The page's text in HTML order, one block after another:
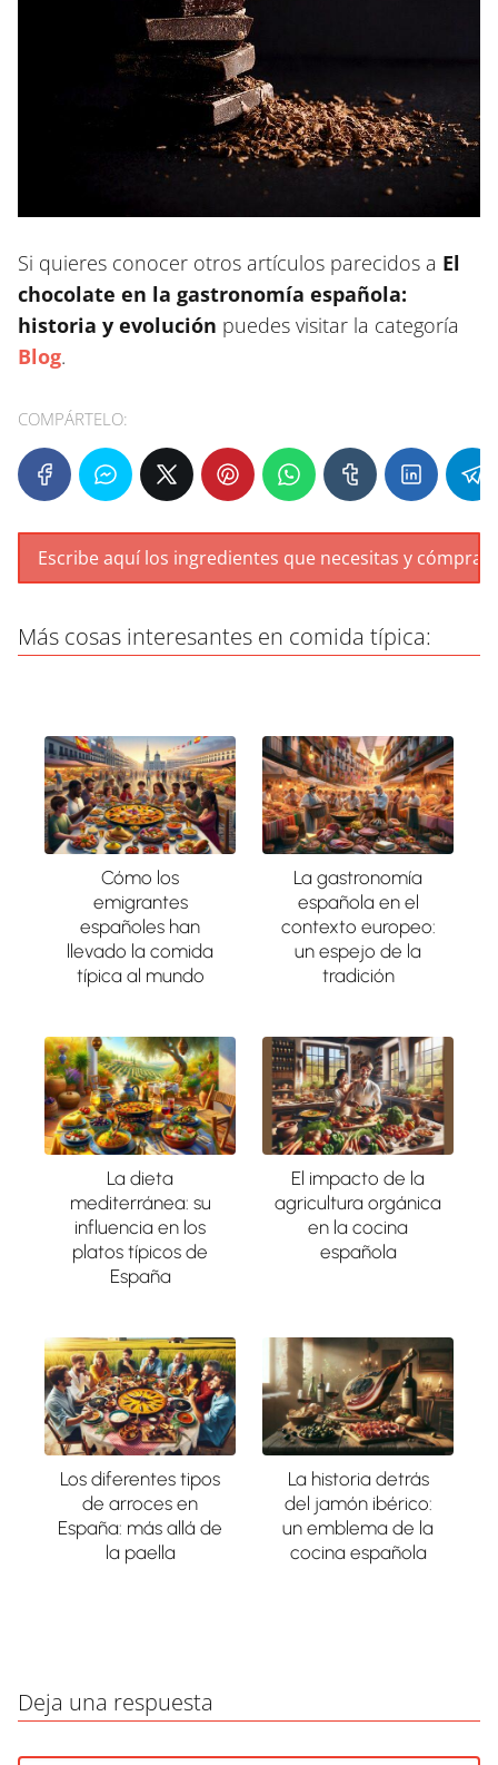
Si quieres conocer otros artículos parecidos a El
chocolate en la gastronomía española:
historia y evolución puedes visitar la categoría
Blog.
COMPÁRTELO:
Más cosas interesantes en comida típica:
Cómo los
emigrantes
españoles han
llevado la comida
típica al mundo
La gastronomía
española en el
contexto europeo:
un espejo de la
tradición
La dieta
mediterránea: su
influencia en los
platos típicos de
España
El impacto de la
agricultura orgánica
en la cocina
española
Los diferentes tipos
de arroces en
España: más allá de
la paella
La historia detrás
del jamón ibérico:
un emblema de la
cocina española
Deja una respuesta